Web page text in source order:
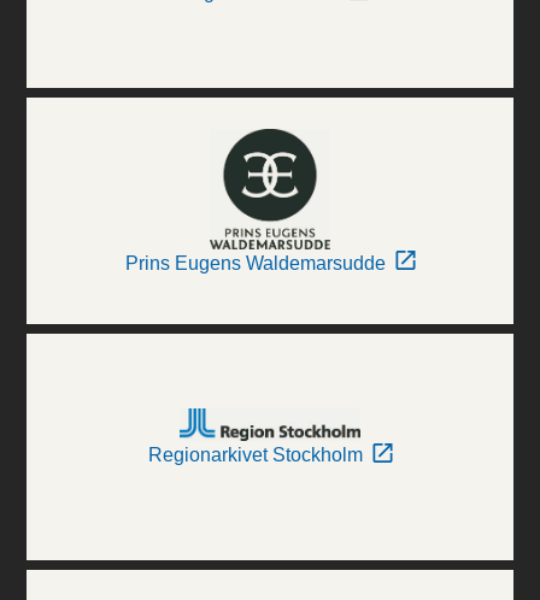
Prins Eugens Waldemarsudde
Regionarkivet Stockholm